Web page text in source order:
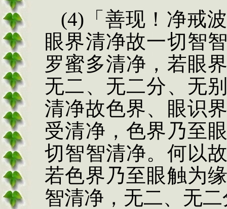
(4) 「善现！净戒
眼界清净故一切智
罗蜜多清净，若眼
无二、无二分、无
清净故色界、眼识
受清净，色界乃至
切智智清净。 何以
若色界乃至眼触为
智清净， 无二、无